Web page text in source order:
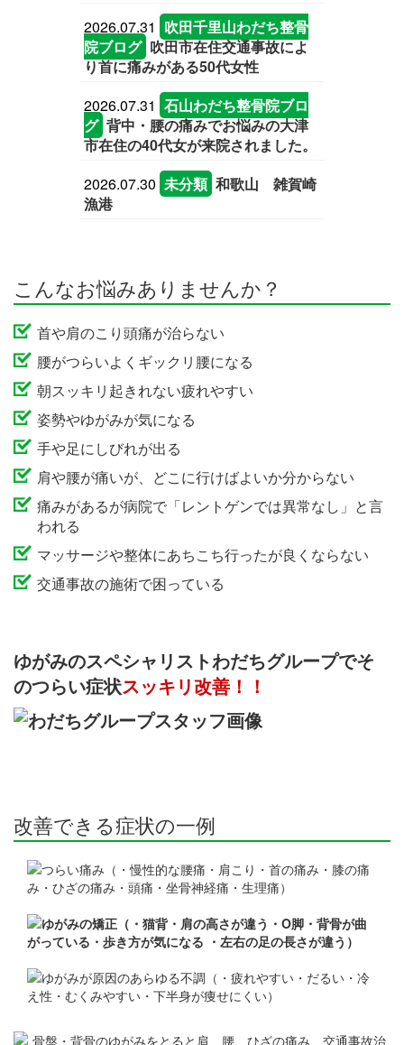
2026.07.31 吹田千里山わだち整骨
院ブログ 吹田市在住交通事故によ
り首に痛みがある50代女性
2026.07.31 石山わだち整骨院ブロ
グ 背中・腰の痛みでお悩みの大津
市在住の40代女が来院されました。
2026.07.30 未分類 和歌山 雑賀崎
漁港
こんなお悩みありませんか？
首や肩のこり頭痛が治らない
腰がつらいよくギックリ腰になる
朝スッキリ起きれない疲れやすい
姿勢やゆがみが気になる
手や足にしびれが出る
肩や腰が痛いが、どこに行けばよいか分からない
痛みがあるが病院で「レントゲンでは異常なし」と言
われる
マッサージや整体にあちこち行ったが良くならない
交通事故の施術で困っている
ゆがみのスペシャリストわだちグループでそ
のつらい症状スッキリ改善！！
改善できる症状の一例